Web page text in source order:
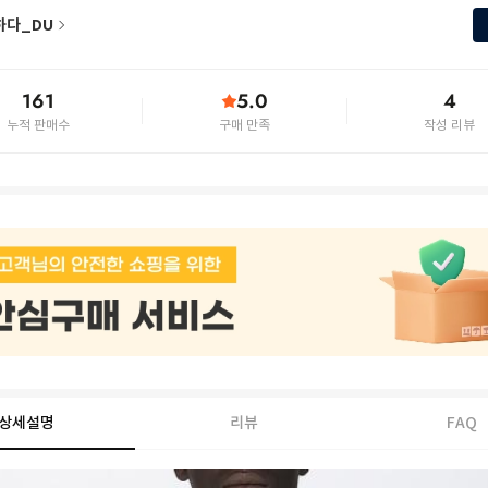
다_DU
161
누적 판매수
5.0
구매 만족
4
작성 리뷰
세설명 리뷰 FAQ